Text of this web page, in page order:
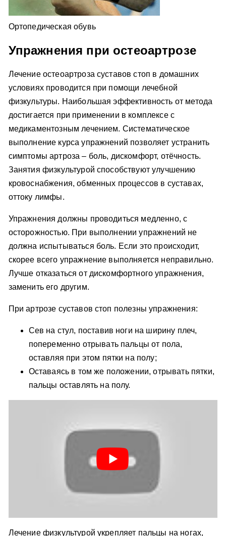
Ортопедическая обувь
Упражнения при остеоартрозе
Лечение остеоартроза суставов стоп в домашних
условиях проводится при помощи лечебной
физкультуры. Наибольшая эффективность от метода
достигается при применении в комплексе с
медикаментозным лечением. Систематическое
выполнение курса упражнений позволяет устранить
симптомы артроза – боль, дискомфорт, отёчность.
Занятия физкультурой способствуют улучшению
кровоснабжения, обменных процессов в суставах,
оттоку лимфы.
Упражнения должны проводиться медленно, с
осторожностью. При выполнении упражнений не
должна испытываться боль. Если это происходит,
скорее всего упражнение выполняется неправильно.
Лучше отказаться от дискомфортного упражнения,
заменить его другим.
При артрозе суставов стоп полезны упражнения:
Сев на стул, поставив ноги на ширину плеч,
попеременно отрывать пальцы от пола,
оставляя при этом пятки на полу;
Оставаясь в том же положении, отрывать пятки,
пальцы оставлять на полу.
Лечение физкультурой укрепляет пальцы на ногах,